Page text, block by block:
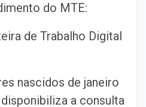
do MTE:
de Trabalho Digital
nascidos de janeiro
a consulta